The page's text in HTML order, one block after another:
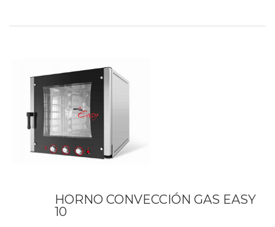
HORNO CONVECCIÓN GAS EASY
10